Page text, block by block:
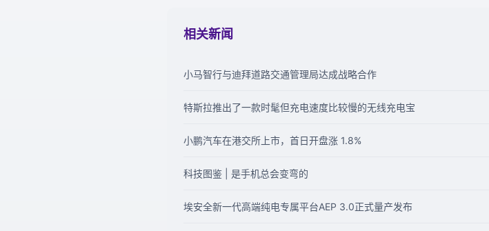
相关新闻
小马智行与迪拜道路交通管理局达成战略合作
特斯拉推出了一款时髦但充电速度比较慢的无线充电宝
小鹏汽车在港交所上市，首日开盘涨 1.8%
科技图鉴 | 是手机总会变弯的
埃安全新一代高端纯电专属平台AEP 3.0正式量产发布